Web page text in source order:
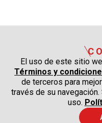
El uso de este sitio
Términos y
de terceros para
través de su
uso.